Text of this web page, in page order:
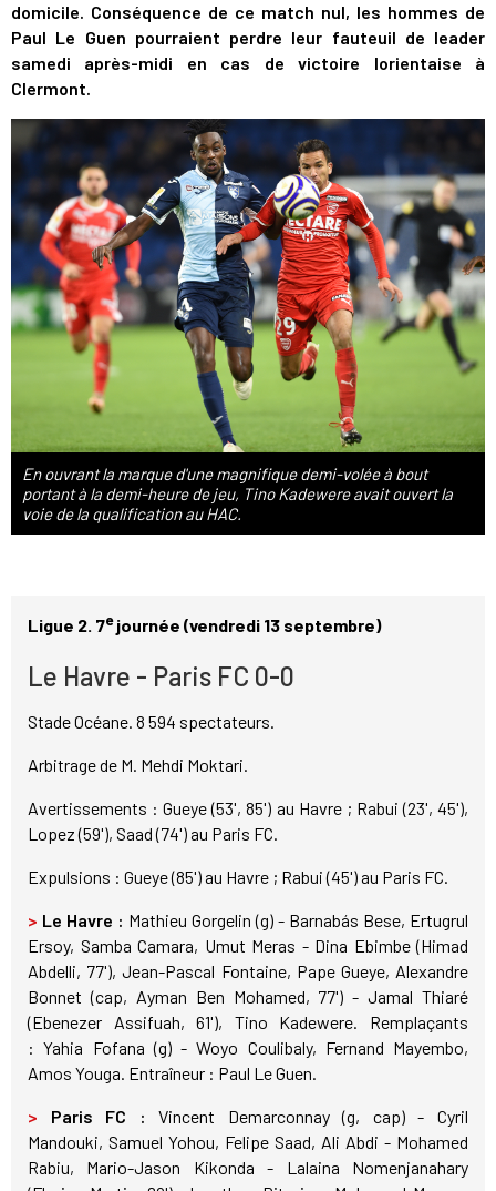
domicile. Conséquence de ce match nul, les hommes de
Paul Le Guen pourraient perdre leur fauteuil de leader
samedi après-midi en cas de victoire lorientaise à
Clermont.
En ouvrant la marque d'une magnifique demi-volée à bout
portant à la demi-heure de jeu, Tino Kadewere avait ouvert la
voie de la qualification au HAC.
Ligue 2. 7ejournée (vendredi 13 septembre)
Le Havre - Paris FC 0-0
Stade Océane. 8 594 spectateurs.
Arbitrage de M. Mehdi Moktari.
Avertissements : Gueye (53', 85') au Havre ; Rabui (23', 45'),
Lopez (59'), Saad (74') au Paris FC.
Expulsions : Gueye (85') au Havre ; Rabui (45') au Paris FC.
> Le Havre : Mathieu Gorgelin (g) - Barnabás Bese, Ertugrul
Ersoy, Samba Camara, Umut Meras - Dina Ebimbe (Himad
Abdelli, 77'), Jean-Pascal Fontaine, Pape Gueye, Alexandre
Bonnet (cap, Ayman Ben Mohamed, 77') - Jamal Thiaré
(Ebenezer Assifuah, 61'), Tino Kadewere. Remplaçants
: Yahia Fofana (g) - Woyo Coulibaly, Fernand Mayembo,
Amos Youga. Entraîneur : Paul Le Guen.
> Paris FC : Vincent Demarconnay (g, cap) - Cyril
Mandouki, Samuel Yohou, Felipe Saad, Ali Abdi - Mohamed
Rabiu, Mario-Jason Kikonda - Lalaina Nomenjanahary